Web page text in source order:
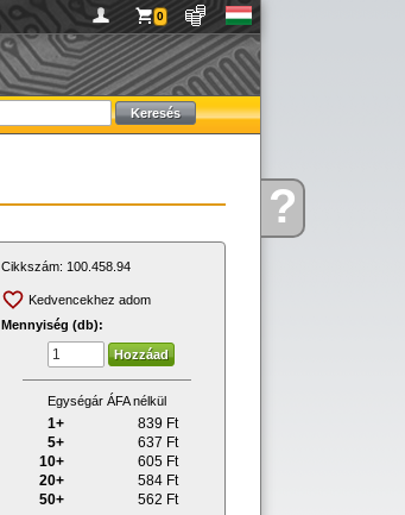
Kérdése?
0
Cikkszám: 100.458.94
Kedvencekhez adom
Mennyiség (db):
Egységár ÁFA nélkül
1+ 839 Ft
5+
637 Ft
10+
605 Ft
20+
584 Ft
50+
562 Ft